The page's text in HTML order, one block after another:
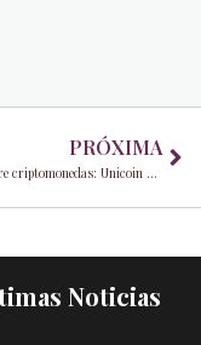
PRÓXIMA
Noticias sobre criptomonedas: Unicoin hace historia con la adquisición de un resort de lujo por 335 millones de dólares en Tailandia
Noticias